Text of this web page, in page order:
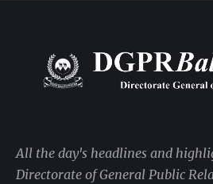
All the day's headlines and
Directorate of General Public